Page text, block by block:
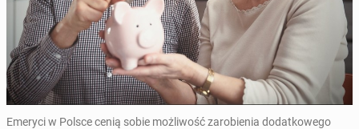
Emeryci w Polsce cenią sobie możliwość zarobienia dodatkowego